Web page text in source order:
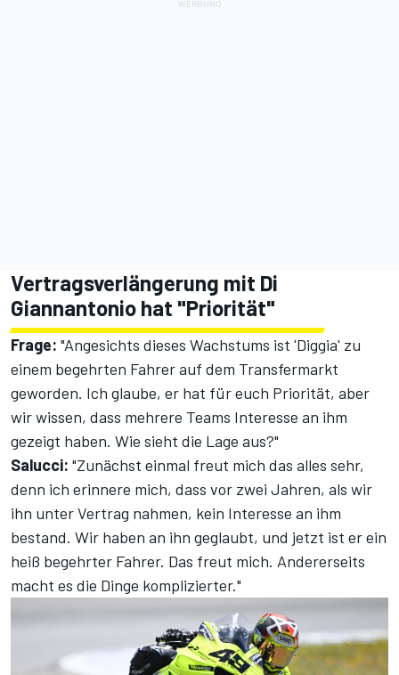
Vertragsverlängerung mit Di
Giannantonio hat "Priorität"
Frage: "Angesichts dieses Wachstums ist 'Diggia' zu
einem begehrten Fahrer auf dem Transfermarkt
geworden. Ich glaube, er hat für euch Priorität, aber
wir wissen, dass mehrere Teams Interesse an ihm
gezeigt haben. Wie sieht die Lage aus?"
Salucci: "Zunächst einmal freut mich das alles sehr,
denn ich erinnere mich, dass vor zwei Jahren, als wir
ihn unter Vertrag nahmen, kein Interesse an ihm
bestand. Wir haben an ihn geglaubt, und jetzt ist er ein
heiß begehrter Fahrer. Das freut mich. Andererseits
macht es die Dinge komplizierter."